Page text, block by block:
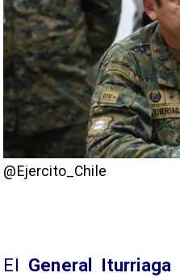
@Ejercito_Chile
El General Iturriaga